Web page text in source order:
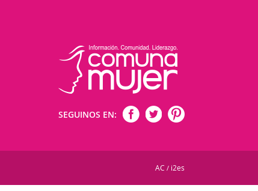
SEGUINOS EN:
AC / i2es